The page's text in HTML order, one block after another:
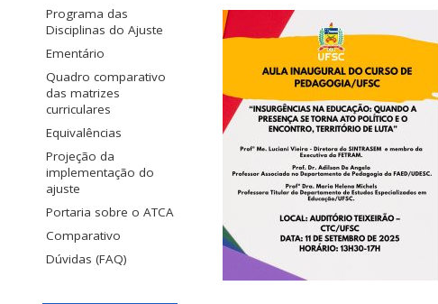
Programa das
Disciplinas do Ajuste
Ementário
Quadro comparativo
das matrizes
curriculares
Equivalências
Projeção da
implementação do
ajuste
Portaria sobre o ATCA
Comparativo
Dúvidas (FAQ)